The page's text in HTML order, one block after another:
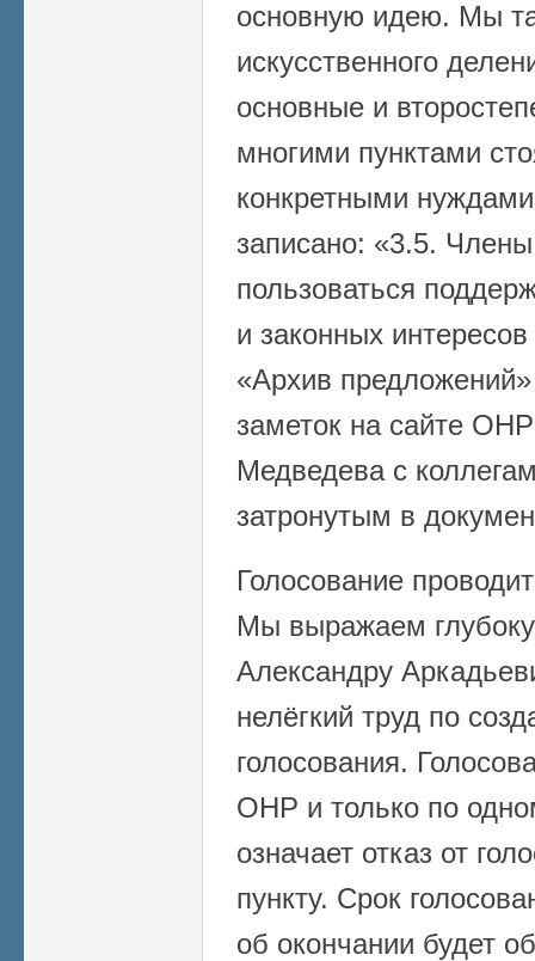
основную идею. Мы
искусственного
основные и
многими пунктами
конкретными
записано: «3.5.
пользоваться
и законных
«Архив
заметок на сайте
Медведева с
затронутым в
Голосование
Мы выражаем
Александру
нелёгкий труд по
голосования.
ОНР и только по
означает отказ от
пункту. Срок
об окончании будет